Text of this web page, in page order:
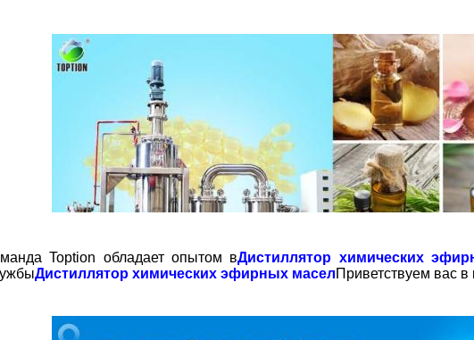
Toption обладает опытом вДистиллятор химических
Дистиллятор химических эфирных маселПриветствуем вас в